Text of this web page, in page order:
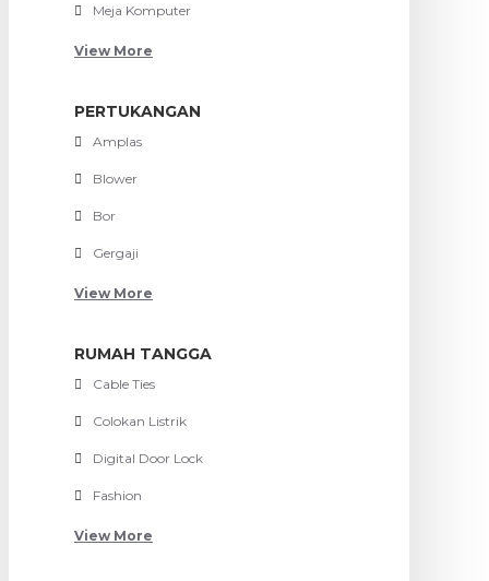
Meja Komputer
View More
PERTUKANGAN
Amplas
Blower
Bor
Gergaji
View More
RUMAH TANGGA
Cable Ties
Colokan Listrik
Digital Door Lock
Fashion
View More